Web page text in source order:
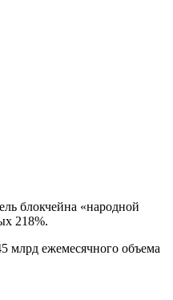
блокчейна «народной
218%.
млрд ежемесячного объема